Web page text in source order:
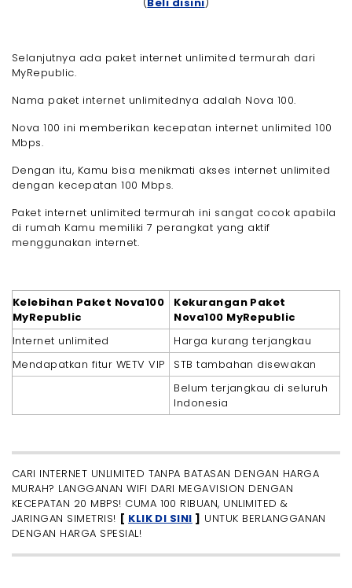
Selanjutnya ada paket internet unlimited termurah dari
MyRepublic.
Nama paket internet unlimitednya adalah Nova 100.
Nova 100 ini memberikan kecepatan internet unlimited 100
Mbps.
Dengan itu, Kamu bisa menikmati akses internet unlimited
dengan kecepatan 100 Mbps.
Paket internet unlimited termurah ini sangat cocok apabila
di rumah Kamu memiliki 7 perangkat yang aktif
menggunakan internet.
Kelebihan Paket Nova100
MyRepublic
Kekurangan Paket
Nova100 MyRepublic
Internet unlimited
Harga kurang terjangkau
Mendapatkan fitur WETV VIP
STB tambahan disewakan
Belum terjangkau di seluruh
Indonesia
CARI INTERNET UNLIMITED TANPA BATASAN DENGAN HARGA
MURAH? LANGGANAN WIFI DARI MEGAVISION DENGAN
KECEPATAN 20 MBPS! CUMA 100 RIBUAN, UNLIMITED &
JARINGAN SIMETRIS! [ KLIK DI SINI ] UNTUK BERLANGGANAN
DENGAN HARGA SPESIAL!